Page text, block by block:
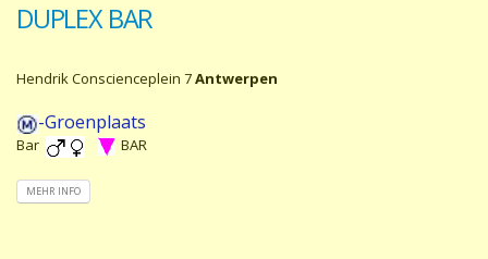
DUPLEX BAR
Hendrik Conscienceplein 7Antwerpen
-Groenplaats
Bar BAR
MEHR INFO